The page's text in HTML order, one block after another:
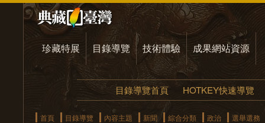
珍藏特展 目錄導覽 技術體驗 成果網站資源
目錄導覽首頁 HOTKEY快速導覽
首頁 目錄導覽 內容主題 新聞 綜合分類 政治
選舉選務